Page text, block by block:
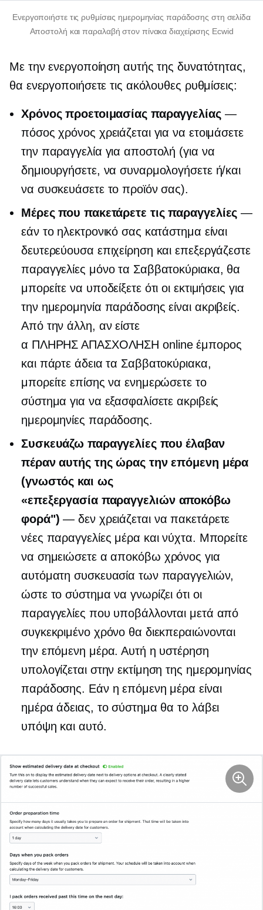
Ενεργοποιήστε τις ρυθμίσεις ημερομηνίας παράδοσης στη σελίδα
Αποστολή και παραλαβή στον πίνακα διαχείρισης Ecwid
Με την ενεργοποίηση αυτής της δυνατότητας,
θα ενεργοποιήσετε τις ακόλουθες ρυθμίσεις:
Χρόνος προετοιμασίας παραγγελίας—
πόσος χρόνος χρειάζεται για να ετοιμάσετε
την παραγγελία για αποστολή (για να
δημιουργήσετε, να συναρμολογήσετε ή/και
να συσκευάσετε το προϊόν σας).
Μέρες που πακετάρετε τις παραγγελίες —
εάν το ηλεκτρονικό σας κατάστημα είναι
δευτερεύουσα επιχείρηση και επεξεργάζεστε
παραγγελίες μόνο τα Σαββατοκύριακα, θα
μπορείτε να υποδείξετε ότι οι εκτιμήσεις για
την ημερομηνία παράδοσης είναι ακριβείς.
Από την άλλη, αν είστε
α ΠΛΗΡΗΣ ΑΠΑΣΧΟΛΗΣΗ online έμπορος
και πάρτε άδεια τα Σαββατοκύριακα,
μπορείτε επίσης να ενημερώσετε το
σύστημα για να εξασφαλίσετε ακριβείς
ημερομηνίες παράδοσης.
Συσκευάζω παραγγελίες που έλαβαν
πέραν αυτής της ώρας την επόμενη μέρα
(γνωστός και ως
«επεξεργασία παραγγελιών αποκόβω
φορά") — δεν χρειάζεται να πακετάρετε
νέες παραγγελίες μέρα και νύχτα. Μπορείτε
να σημειώσετε ααποκόβω χρόνος για
αυτόματη συσκευασία των παραγγελιών,
ώστε το σύστημα να γνωρίζει ότι οι
παραγγελίες που υποβάλλονται μετά από
συγκεκριμένο χρόνο θα διεκπεραιώνονται
την επόμενη μέρα. Αυτή η υστέρηση
υπολογίζεται στην εκτίμηση της ημερομηνίας
παράδοσης. Εάν η επόμενη μέρα είναι
ημέρα άδειας, το σύστημα θα το λάβει
υπόψη και αυτό.